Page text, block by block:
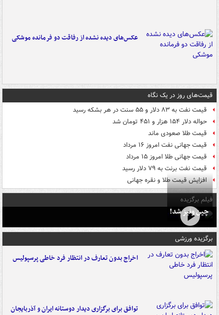
عکس‌های دیده نشده از رفاقت دو فرمانده‌ موشکی
قیمت‌های روز در یک نگاه
قیمت نفت به ۸۳ دلار و ۵۵ سنت در هر بشکه رسید
حواله دلار ۱۵۴ هزار و ۴۵۱ تومان شد
قیمت طلا صعودی ماند
قیمت جهانی نفت امروز ۱۶ مرداد
قیمت جهانی طلا امروز ۱۵ مرداد
قیمت نفت برنت به ۷۹ دلار رسید
افزایش قیمت طلا و نقره جهانی
فیلم برگزیده
چین ونیز شد!
برگزیده ورزشی
اخراج بدون تعارف در انتظار فرد خاطی پرسپولیس
توافق برای برگزاری دیدار دوستانه ایران و آذربایجان